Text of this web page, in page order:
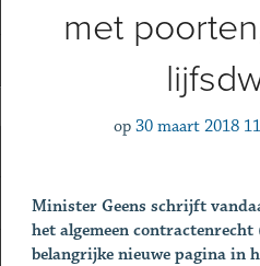
met
op 30 maart 2018
Minister Geens schrijft
het algemeen
belangrijke nieuwe pagina in